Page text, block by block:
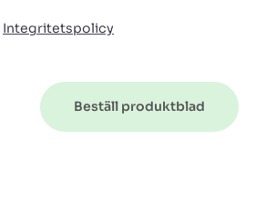
Integritetspolicy